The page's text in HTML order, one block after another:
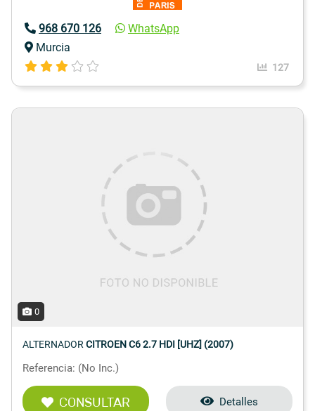
968 670 126
WhatsApp
Murcia
127
0
ALTERNADOR CITROEN C6 2.7 HDI [UHZ] (2007)
Referencia: (No Inc.)
CONSULTAR Detalles